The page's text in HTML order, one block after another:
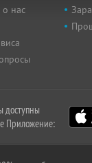
нас
доступны
Приложение: